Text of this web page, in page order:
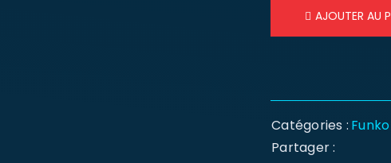
AJOUTER AU
Catégories :
Partager :